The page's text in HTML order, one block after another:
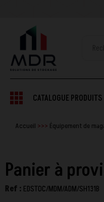
CATALOGUE PRODUITS
Accueil Équipement de
Panier à
Ref : EDSTOC/MDM/ADM/SH131B